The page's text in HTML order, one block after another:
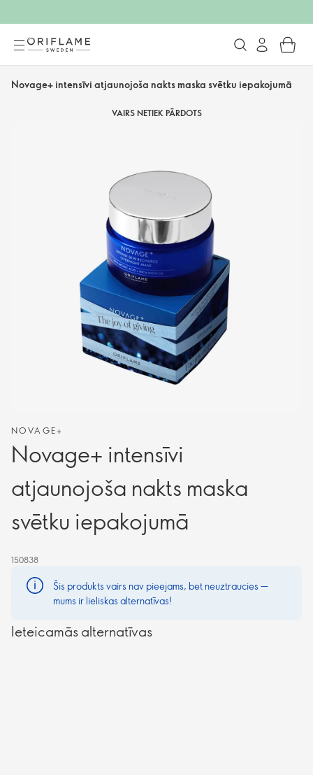
Novage+ intensīvi atjaunojoša nakts maska svētku iepakojumā
VAIRS NETIEK PĀRDOTS
NOVAGE+
Novage+ intensīvi
atjaunojoša nakts maska
svētku iepakojumā
150838
Šis produkts vairs nav pieejams, bet neuztraucies —
mums ir lieliskas alternatīvas!
Ieteicamās alternatīvas